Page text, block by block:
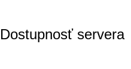
Dostupnosť servera